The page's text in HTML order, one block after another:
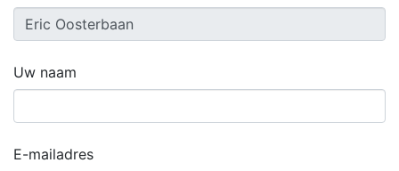
Uw naam
E-mailadres